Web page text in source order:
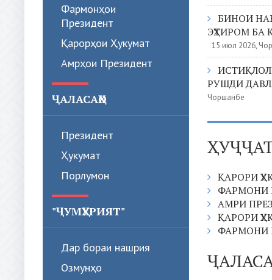
Фармонҳои
Президент
Қарорҳои Ҳукумат
Амрҳои Президент
ҶАЛАСАҲО
Президент
Ҳукумат
Порлумон
"ҶУМҲУРИЯТ"
Дар бораи нашрия
Озмунҳо
БИНОИ
ЭҲТИРОМ
15 июл 2026,
РУШДИ
Чоршанбе
ҚАРОРИ
ФАРМОНИ
АМРИ
ҚАРОРИ
ФАРМОНИ